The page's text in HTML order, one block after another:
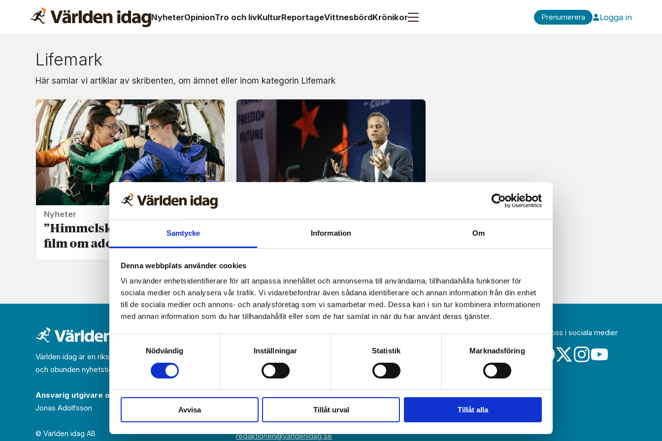
Samtycke Information Om
Denna webbplats använder cookies
Vi använder enhetsidentifierare för att anpassa innehållet och annonserna till användarna, tillhandahålla funktioner för
sociala medier och analysera vår trafik. Vi vidarebefordrar även sådana identifierare och annan information från din enhet
till de sociala medier och annons- och analysföretag som vi samarbetar med. Dessa kan i sin tur kombinera informationen
med annan information som du har tillhandahållit eller som de har samlat in när du har använt deras tjänster.
Nödvändig
Inställningar Statistik Marknadsföring
Avvisa Tillåt urval Tillåt alla
NyheterOpinionTro och livKulturReportageVittnesbördKrönikor Prenumerera Logga in
Om:
lifemark
Lifemark
Här samlar vi artiklar av skribenten, om ämnet eller inom kategorin Lifemark
Nyheter
”Himmelsk timing” för ny
film om adoption och abort
Adoption i fokus i ny kristen
film
Världen idag är en rikstäckande
och obunden nyhets­­­tidning på kristen grund.
Ansvarig utgivare och chef­redaktör:
Jonas Adolfsson
© Världen idag AB
Växel:
(kl 10–12, 14–16)
Kundservice:
kundtjanst@varldenidag.se
redaktionen@varldenidag.se
Om Världen idag
Kundservice
Prenumerera
Annonsera
Följ oss i sociala medier